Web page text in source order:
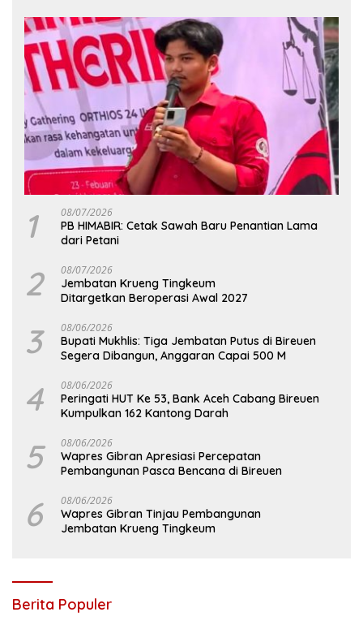
1 08/07/2026
PB HIMABIR: Cetak Sawah Baru Penantian Lama
dari Petani
2 08/07/2026
Jembatan Krueng Tingkeum
Ditargetkan Beroperasi Awal 2027
3 08/06/2026
Bupati Mukhlis: Tiga Jembatan Putus di Bireuen
Segera Dibangun, Anggaran Capai 500 M
4 08/06/2026
Peringati HUT Ke 53, Bank Aceh Cabang Bireuen
Kumpulkan 162 Kantong Darah
5 08/06/2026
Wapres Gibran Apresiasi Percepatan
Pembangunan Pasca Bencana di Bireuen
6 08/06/2026
Wapres Gibran Tinjau Pembangunan
Jembatan Krueng Tingkeum
Berita Populer